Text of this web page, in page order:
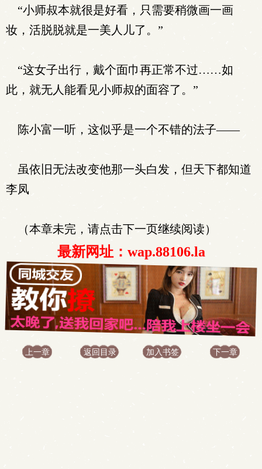
“小师叔本就很是好看，只需要稍微画一画
妆，活脱脱就是一美人儿了。”
“这女子出行，戴个面巾再正常不过……如
此，就无人能看见小师叔的面容了。”
陈小富一听，这似乎是一个不错的法子——
虽依旧无法改变他那一头白发，但天下都知道
李凤
（本章未完，请点击下一页继续阅读）
最新网址：wap.88106.la
上一章 返回目录 加入书签 下一章